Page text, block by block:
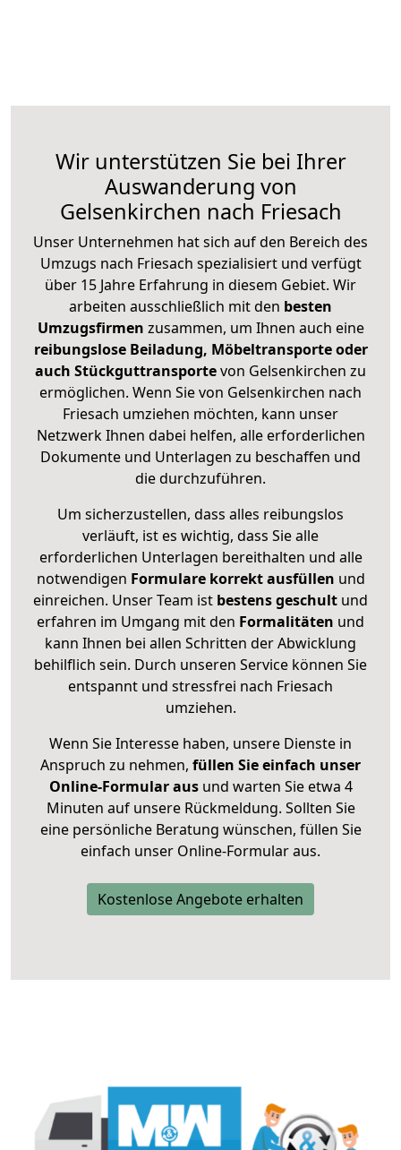
Wir unterstützen Sie bei Ihrer
Auswanderung von
Gelsenkirchen nach Friesach
Unser Unternehmen hat sich auf den Bereich des
Umzugs nach Friesach spezialisiert und verfügt
über 15 Jahre Erfahrung in diesem Gebiet. Wir
arbeiten ausschließlich mit den besten
Umzugsfirmen zusammen, um Ihnen auch eine
reibungslose Beiladung, Möbeltransporte oder
auch Stückguttransportevon Gelsenkirchen zu
ermöglichen. Wenn Sie von Gelsenkirchen nach
Friesach umziehen möchten, kann unser
Netzwerk Ihnen dabei helfen, alle erforderlichen
Dokumente und Unterlagen zu beschaffen und
die durchzuführen.
Um sicherzustellen, dass alles reibungslos
verläuft, ist es wichtig, dass Sie alle
erforderlichen Unterlagen bereithalten und alle
notwendigen Formulare korrekt ausfüllen und
einreichen. Unser Team ist bestens geschult und
erfahren im Umgang mit den Formalitäten und
kann Ihnen bei allen Schritten der Abwicklung
behilflich sein. Durch unseren Service können Sie
entspannt und stressfrei nach Friesach
umziehen.
Wenn Sie Interesse haben, unsere Dienste in
Anspruch zu nehmen, füllen Sie einfach unser
Online-Formular ausund warten Sie etwa 4
Minuten auf unsere Rückmeldung. Sollten Sie
eine persönliche Beratung wünschen, füllen Sie
einfach unser Online-Formular aus.
Kostenlose Angebote erhalten